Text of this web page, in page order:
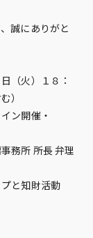
誠にありがと
火）１８：
）
ン開催・
所 所長 弁理
と知財活動